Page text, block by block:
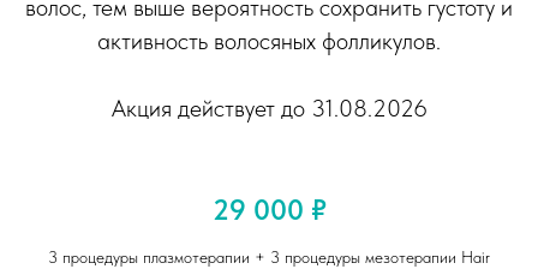
волос, тем выше вероятность сохранить густоту и
активность волосяных фолликулов.
Акция действует до 31.08.2026
29 000 ₽
3 процедуры плазмотерапии + 3 процедуры мезотерапии Hair